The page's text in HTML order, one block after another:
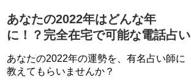
あなたの2022年はどんな年
に！？完全在宅で可能な電話占い
あなたの2022年の運勢を、有名占い師に
教えてもらいませんか？